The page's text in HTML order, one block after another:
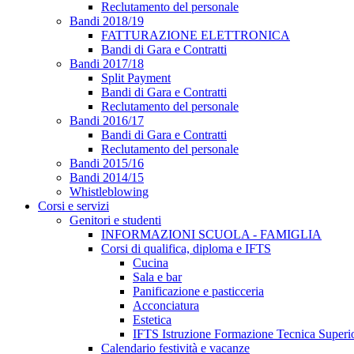
Reclutamento del personale
Bandi 2018/19
FATTURAZIONE ELETTRONICA
Bandi di Gara e Contratti
Bandi 2017/18
Split Payment
Bandi di Gara e Contratti
Reclutamento del personale
Bandi 2016/17
Bandi di Gara e Contratti
Reclutamento del personale
Bandi 2015/16
Bandi 2014/15
Whistleblowing
Corsi e servizi
Genitori e studenti
INFORMAZIONI SCUOLA - FAMIGLIA
Corsi di qualifica, diploma e IFTS
Cucina
Sala e bar
Panificazione e pasticceria
Acconciatura
Estetica
IFTS Istruzione Formazione Tecnica
Calendario festività e vacanze